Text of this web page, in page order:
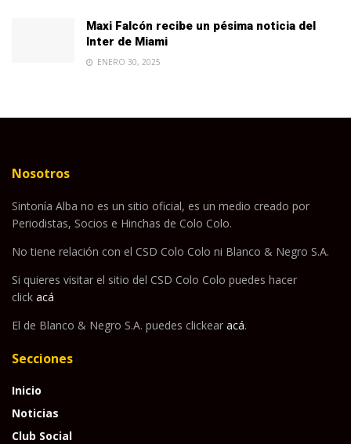
Maxi Falcón recibe un pésima noticia del
Inter de Miami
ENERO 30, 2025
Nosotros
Sintonía Alba no es un sitio oficial, es un medio creado por
Periodistas, Socios e Hinchas de Colo Colo.
No tiene relación con el CSD Colo Colo ni Blanco & Negro S.A.
Si quieres visitar el sitio del CSD Colo Colo puedes hacer
click acá
El de Blanco & Negro S.A. puedes clickear acá.
Secciones
Inicio
Noticias
Club Social